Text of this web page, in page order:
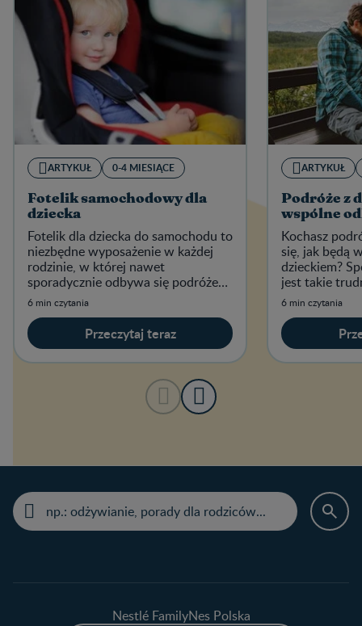
ARTYKUŁ 0-4 MIESIĄCE
Fotelik samochodowy dla
dziecka
Fotelik dla dziecka do samochodu to
niezbędne wyposażenie w każdej
rodzinie, w której nawet
sporadycznie odbywa się podróże
tym środkiem transportu.
6 min czytania
Przeczytaj teraz
ARTYKUŁ
Podróże z
wspólne
Kochasz
się, jak będą
dzieckiem?
jest takie
6 min czytania
Nestlé FamilyNes Polska